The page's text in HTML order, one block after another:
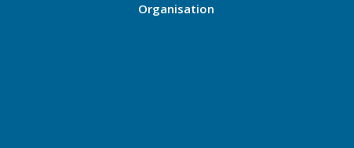
Organisation